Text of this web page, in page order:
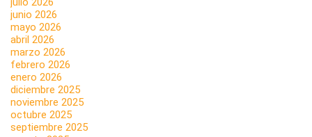
junio 2026
mayo 2026
abril 2026
marzo 2026
febrero 2026
enero 2026
diciembre 2025
noviembre 2025
octubre 2025
septiembre 2025